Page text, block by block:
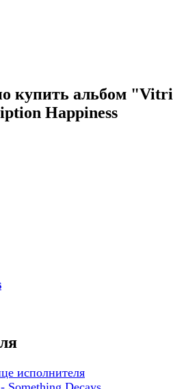
купить альбом
Happiness
исполнителя